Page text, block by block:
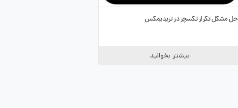
حل مشکل تکرار تکسچر در تریدیمکس
بیشتر بخوانید